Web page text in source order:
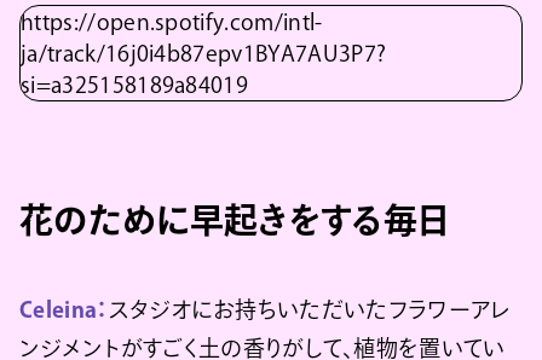
https://open.spotify.com/intl-
ja/track/16j0i4b87epv1BYA7AU3P7?
si=a325158189a84019
花のために早起きをする毎日
Celeina： スタジオにお持ちいただいたフラワーアレ
ンジメントがすごく土の香りがして、植物を置いてい